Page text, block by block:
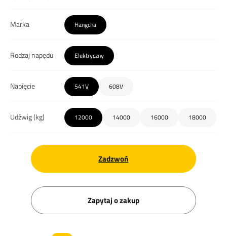
Marka Hangcha
Rodzaj napędu Elektryczny
Napięcie 541V 608V
Udźwig (kg) 12000 14000 16000 18000
Zadzwoń
Zapytaj o zakup